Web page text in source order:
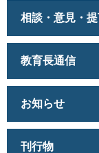
相談・意見・
教育長通信
お知らせ
刊行物